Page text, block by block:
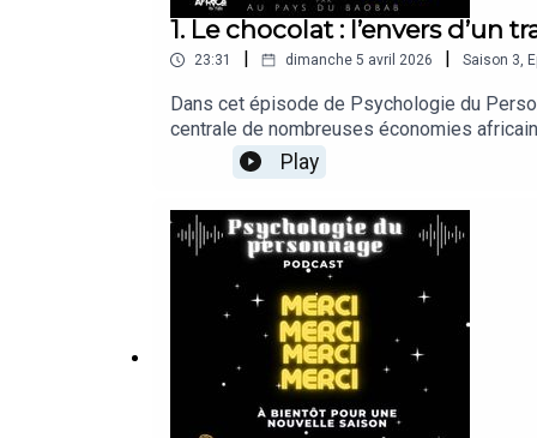
1. Le chocolat : l’envers d’un
23:31 | dimanche 5 avril 2026 | Saison 3,
Dans cet épisode de Psychologie du
centrale de nombreuses économies
ancrés dans les systèmes économiques
psychologiques de ces réalités :
dans les corps et les esprits ?🎙
et de livres. Comment le travail, les
fiction et réalité. 🎧✨🤝 Ce podcast est
#WorkReimaginedStoryLab pour porter un
Play